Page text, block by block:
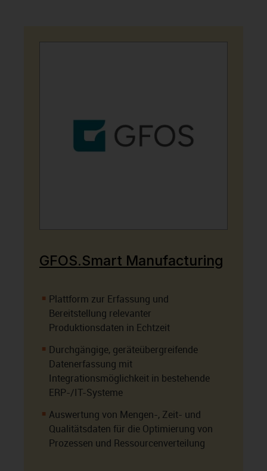
GFOS.Smart Manufacturing
Plattform zur Erfassung und
Bereitstellung relevanter
Produktionsdaten in Echtzeit
Durchgängige, geräteübergreifende
Datenerfassung mit
Integrationsmöglichkeit in bestehende
ERP-/IT-Systeme
Auswertung von Mengen-, Zeit- und
Qualitätsdaten für die Optimierung von
Prozessen und Ressourcenverteilung